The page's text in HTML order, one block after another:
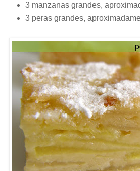
3 manzanas grandes,
3 peras grandes,